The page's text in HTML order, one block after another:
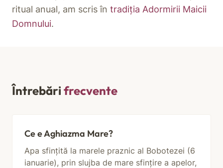
ritual anual, am scris în tradiția Adormirii Maicii
Domnului.
Întrebări frecvente
Ce e Aghiazma Mare?
Apa sfințită la marele praznic al Bobotezei (6
ianuarie), prin slujba de mare sfințire a apelor,